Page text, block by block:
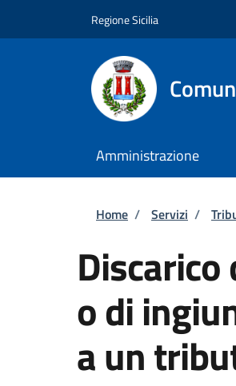
Regione Sicilia
Amministrazione
Briciole
Home / Servizi /
o di
a un